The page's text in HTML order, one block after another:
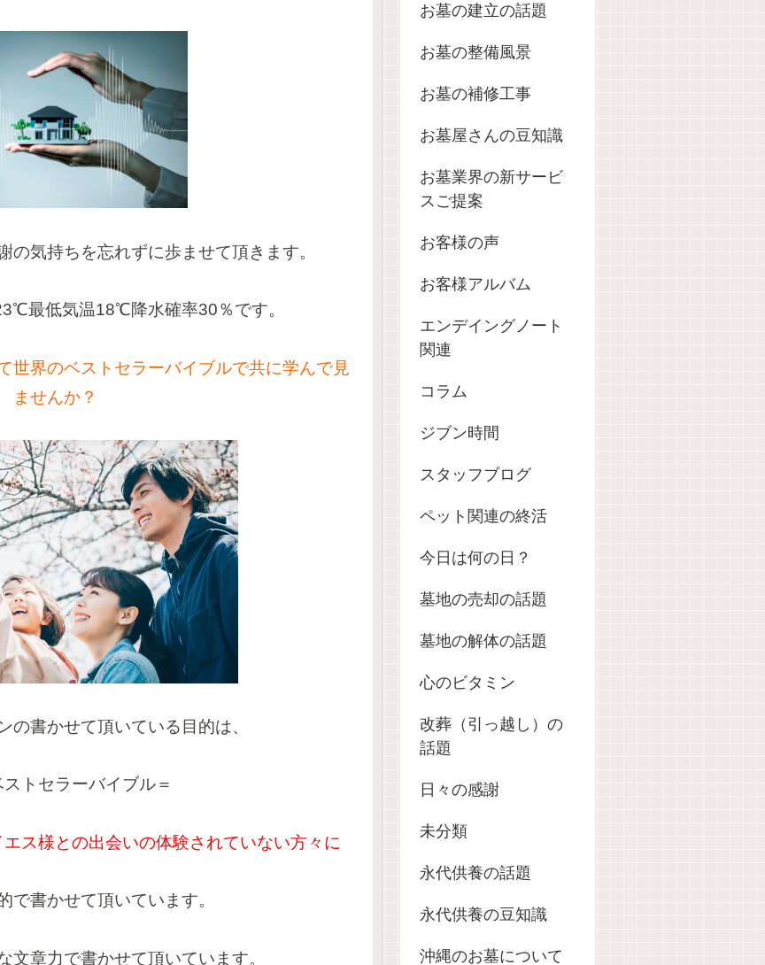
の気持ちを忘れずに歩ませて頂きます。
最低気温18℃降水確率30％です。
世界のベストセラーバイブルで共に学んで見
ませんか？
書かせて頂いている目的は、
トセラーバイブル＝
ス様との出会いの体験されていない方々に
で書かせて頂いています。
文章力で書かせて頂いています。
お墓の建立の話題
お墓の整備風景
お墓の補修工事
お墓屋さんの豆知識
お墓業界の新サービ
スご提案
お客様の声
お客様アルバム
エンデイングノート
関連
コラム
ジブン時間
スタッフブログ
ペット関連の終活
今日は何の日？
墓地の売却の話題
墓地の解体の話題
心のビタミン
改葬（引っ越し）の
話題
日々の感謝
未分類
永代供養の話題
永代供養の豆知識
沖縄のお墓について